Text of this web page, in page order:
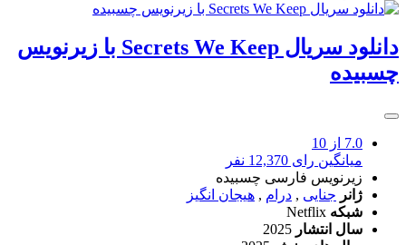
دانلود سریال Secrets We Keep با زیرنویس
چسبیده
7.0 از 10
میانگین رای 12,370 نفر
زیرنویس فارسی چسبیده
ژانر جنایی , درام , هیجان انگیز
شبکه Netflix
سال انتشار 2025